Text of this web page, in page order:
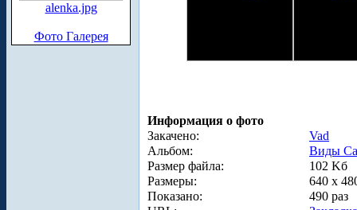
alenka.jpg
Фото Галерея
Информация о фото
Закачено:
Vad
Альбом:
Виды
Размер файла:
102 Kб
Размеры:
640 x
Показано:
490 раз